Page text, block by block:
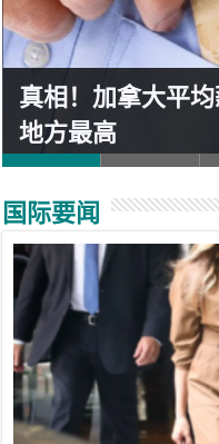
真相！加拿大平
地方最高
国际要闻